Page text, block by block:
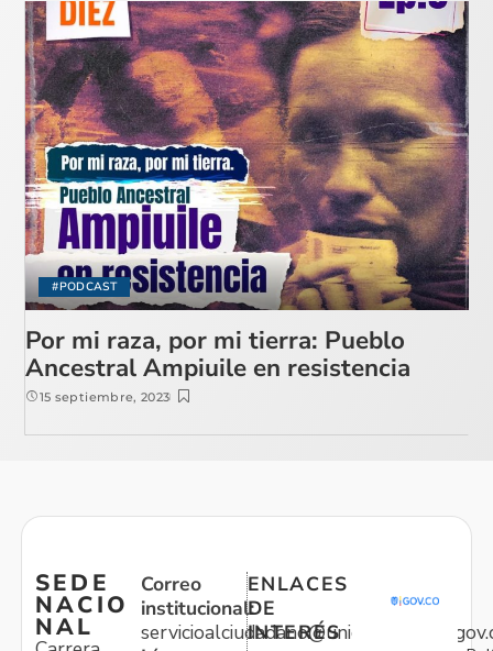
#PODCAST
Por mi raza, por mi tierra: Pueblo
Ancestral Ampiuile en resistencia
15 septiembre, 2023
SEDE
NACIO
NAL
Correo
institucional:
ENLACES
DE
INTERÉS